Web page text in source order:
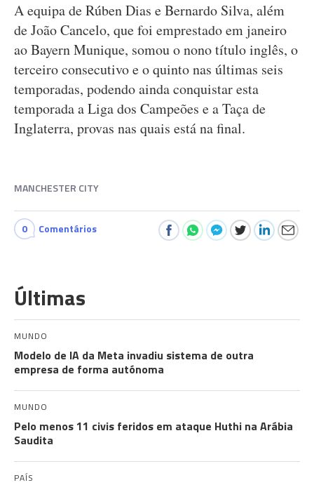
A equipa de Rúben Dias e Bernardo Silva, além
de João Cancelo, que foi emprestado em janeiro
ao Bayern Munique, somou o nono título inglês, o
terceiro consecutivo e o quinto nas últimas seis
temporadas, podendo ainda conquistar esta
temporada a Liga dos Campeões e a Taça de
Inglaterra, provas nas quais está na final.
MANCHESTER CITY
0 Comentários
Últimas
MUNDO
Modelo de IA da Meta invadiu sistema de outra
empresa de forma autónoma
MUNDO
Pelo menos 11 civis feridos em ataque Huthi na Arábia
Saudita
PAÍS